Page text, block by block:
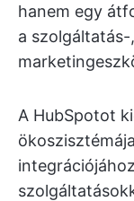
hanem egy
a
A HubSpotot